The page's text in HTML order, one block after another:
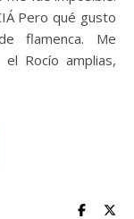
Pero qué gusto
flamenca. Me
Rocío amplias,